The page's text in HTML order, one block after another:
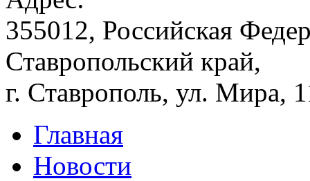
355012, Российская
Ставропольский край,
г. Ставрополь, ул. Мира,
Главная
Новости